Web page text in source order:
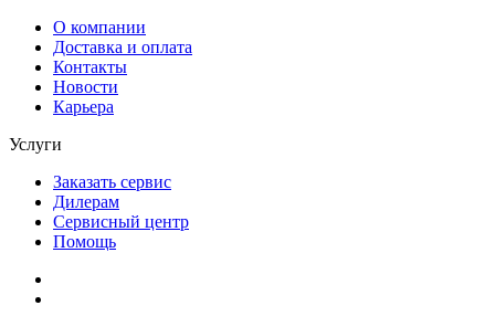
О компании
Доставка и оплата
Контакты
Новости
Карьера
Услуги
Заказать сервис
Дилерам
Сервисный центр
Помощь